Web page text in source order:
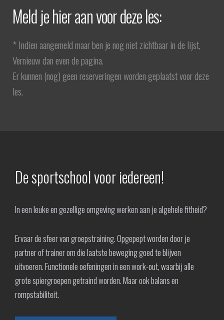
Meld je hier aan voor deze les:
* Indien aangemeld maar ben je nog niet zichtbaar in de lijst,
Vernieuw dan even de pagina.
Er kunnen (nog) geen reserveringen worden geplaatst voor deze
les.
De sportschool voor iedereen!
In een leuke en gezellige omgeving werken aan je algehele fitheid?
Ervaar de sfeer van groepstraining. Opgepept worden door je
partner of trainer om die laatste beweging goed te blijven
uitvoeren. Functionele oefeningen in een work-out, waarbij alle
grote spiergroepen getraind worden. Maar ook balans en
rompstabiliteit.